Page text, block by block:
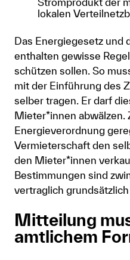
Stromprodukt der
lokalen
Das Energiegesetz und
enthalten gewisse
schützen sollen. So
mit der Einführung des
selber tragen. Er darf
Mieter*innen abwälzen.
Energieverordnung
Vermieterschaft den
den Mieter*innen
Bestimmungen sind
vertraglich
Mitteilung
amtlichem